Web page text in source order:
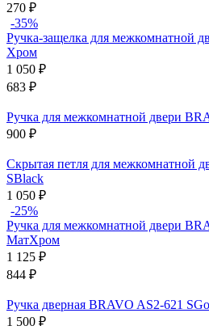
270 ₽
-35%
Ручка-защелка для межкомнатной
Хром
1 050 ₽
683 ₽
Ручка для межкомнатной двери
900 ₽
Скрытая петля для межкомнатной
SBlack
1 050 ₽
-25%
Ручка для межкомнатной двери
МатХром
1 125 ₽
844 ₽
Ручка дверная BRAVO AS2-621
1 500 ₽